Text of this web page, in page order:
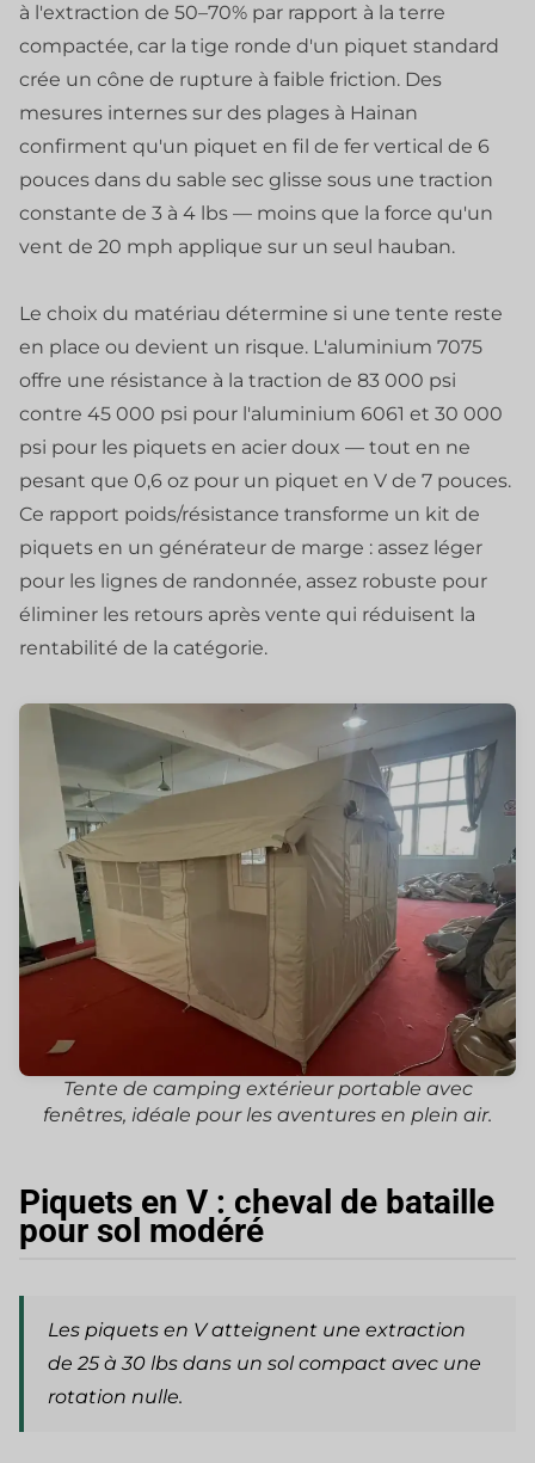
à l'extraction de 50–70% par rapport à la terre
compactée, car la tige ronde d'un piquet standard
crée un cône de rupture à faible friction. Des
mesures internes sur des plages à Hainan
confirment qu'un piquet en fil de fer vertical de 6
pouces dans du sable sec glisse sous une traction
constante de 3 à 4 lbs — moins que la force qu'un
vent de 20 mph applique sur un seul hauban.
Le choix du matériau détermine si une tente reste
en place ou devient un risque. L'aluminium 7075
offre une résistance à la traction de 83 000 psi
contre 45 000 psi pour l'aluminium 6061 et 30 000
psi pour les piquets en acier doux — tout en ne
pesant que 0,6 oz pour un piquet en V de 7 pouces.
Ce rapport poids/résistance transforme un kit de
piquets en un générateur de marge : assez léger
pour les lignes de randonnée, assez robuste pour
éliminer les retours après vente qui réduisent la
rentabilité de la catégorie.
Tente de camping extérieur portable avec
fenêtres, idéale pour les aventures en plein air.
Piquets en V : cheval de bataille
pour sol modéré
Les piquets en V atteignent une extraction
de 25 à 30 lbs dans un sol compact avec une
rotation nulle.